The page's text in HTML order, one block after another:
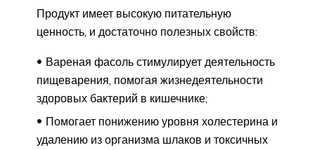
Продукт имеет высокую питательную
ценность, и достаточно полезных свойств:
Вареная фасоль стимулирует деятельность
пищеварения, помогая жизнедеятельности
здоровых бактерий в кишечнике;
Помогает понижению уровня холестерина и
удалению из организма шлаков и токсичных